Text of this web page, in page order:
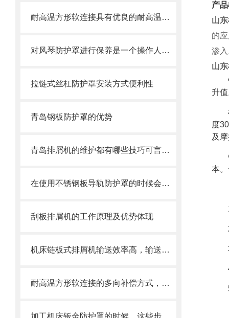
耐高温方形软连接具有优良的耐高温、耐腐蚀和密封性能
对风琴防护罩进行保养是一个操作人员必须具备的技能
拉链式丝杠防护罩安装方式便利性
青岛钢板防护罩的优势
青岛排屑机的维护都有哪些技巧可言，来看了
在使用不锈钢板导轨防护罩的时候会有哪几种效果呢？
刮板排屑机的工作原理及优势体现
机床链板式排屑机输送效率高，输送速度选择范围大
耐高温方形软连接的多向补偿方式，可提供较大的轴向、角向和侧向位移
产
山
的
渗
山
升
度
及
本